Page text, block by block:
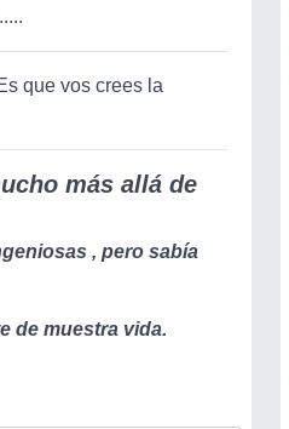
que vos crees la
más allá de
, pero sabía
de muestra vida.